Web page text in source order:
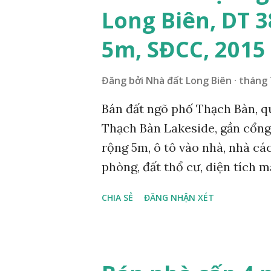
có hơn 500 nhà đất cần bán
website chính thức
mua nhà đất khi mua nhà đất
www.chovaytienlongbien.com
Long Biên, DT
5m, SĐCC, 2015
Đăng bởi Nhà đất Long Biên tháng
Bán đất ngõ phố Thạch Bàn,
Thạch Bàn Lakeside, gần
rộng 5m, ô tô vào nhà, nhà
phòng, đất thổ cư, diện tích
0984999007 - 0915383393.
Long Biên. Hotline: 0984 999
CHIA SẺ ĐĂNG NHẬN XÉT